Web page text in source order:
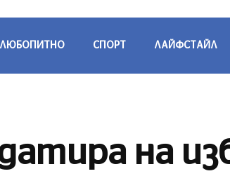
ЛЮБОПИТНО СПОРТ ЛАЙФСТАЙЛ
на